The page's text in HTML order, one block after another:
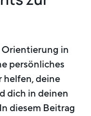
in
persönliches
helfen, deine
dich in deinen
diesem Beitrag